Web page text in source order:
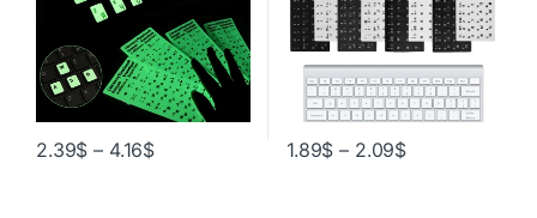
2.39$ – 4.16$ 1.89$ – 2.09$